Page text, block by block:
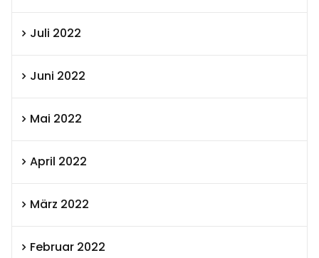
Juli 2022
Juni 2022
Mai 2022
April 2022
März 2022
Februar 2022